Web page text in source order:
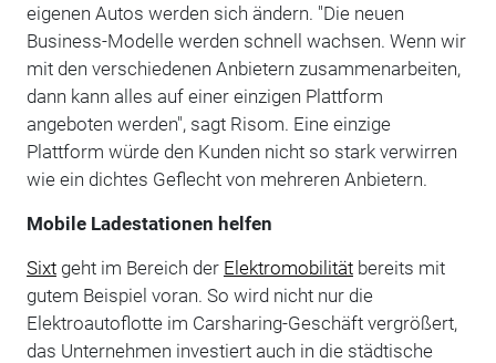
eigenen Autos werden sich ändern. "Die neuen
Business-Modelle werden schnell wachsen. Wenn wir
mit den verschiedenen Anbietern zusammenarbeiten,
dann kann alles auf einer einzigen Plattform
angeboten werden", sagt Risom. Eine einzige
Plattform würde den Kunden nicht so stark verwirren
wie ein dichtes Geflecht von mehreren Anbietern.
Mobile Ladestationen helfen
Sixtgeht im Bereich der Elektromobilitätbereits mit
gutem Beispiel voran. So wird nicht nur die
Elektroautoflotte im Carsharing-Geschäft vergrößert,
das Unternehmen investiert auch in die städtische